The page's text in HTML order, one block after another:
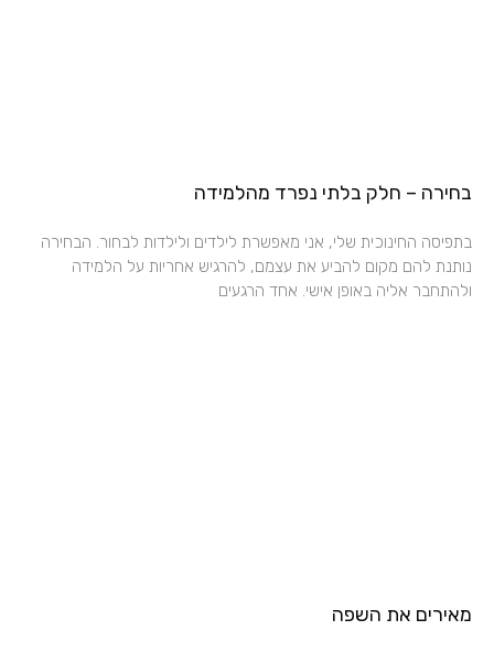
בחירה – חלק בלתי נפרד מהלמידה
בתפיסה החינוכית שלי, אני מאפשרת לילדים ולילדות לבחור. הבחירה
נותנת להם מקום להביע את עצמם, להרגיש אחריות על הלמידה
ולהתחבר אליה באופן אישי. אחד הרגעים
מאירים את השפה